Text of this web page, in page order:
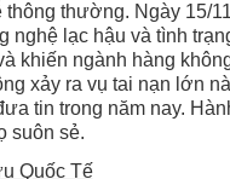
thường. Ngày 15/
nghệ lạc hậu và tình
khiến ngành hàng
xảy ra vụ tai nạn lớn
tin trong năm nay.
suôn sẻ.
Quốc Tế